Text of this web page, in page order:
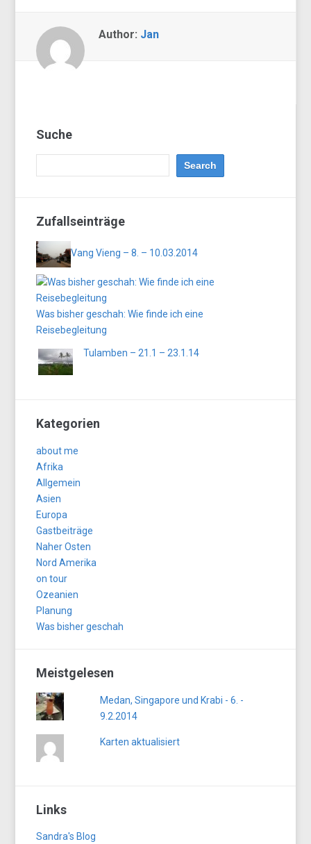
Author: Jan
Suche
Zufallseinträge
Vang Vieng – 8. – 10.03.2014
Was bisher geschah: Wie finde ich eine
Reisebegleitung
Tulamben – 21.1 – 23.1.14
Kategorien
about me
Afrika
Allgemein
Asien
Europa
Gastbeiträge
Naher Osten
Nord Amerika
on tour
Ozeanien
Planung
Was bisher geschah
Meistgelesen
Medan, Singapore und Krabi - 6. -
9.2.2014
Karten aktualisiert
Links
Sandra's Blog